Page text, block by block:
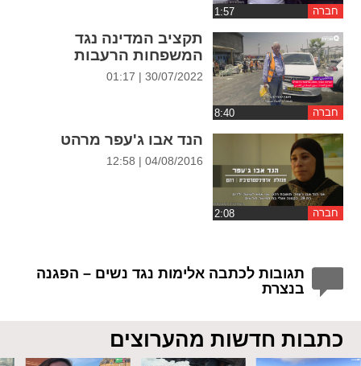
חברה
חברה
תקציב המדינה נגד
המשפחות הרעבות
30/07/2022 | 01:17
חברה
הנד אבו ג'עפר מרהט
04/08/2016 | 12:58
תגובות לכתבה אלימות נגד נשים – הפגנה
בנצרת
כתבות חדשות מהערוצים